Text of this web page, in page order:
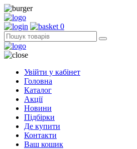
0
Увійти у кабінет
Головна
Каталог
Акції
Новини
Підбірки
Де купити
Контакти
Ваш кошик